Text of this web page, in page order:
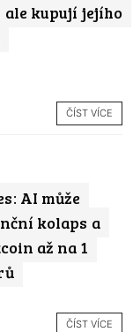
ale kupují jejího
ČÍST VÍCE
AI může
kolaps a
až na 1
ČÍST VÍCE